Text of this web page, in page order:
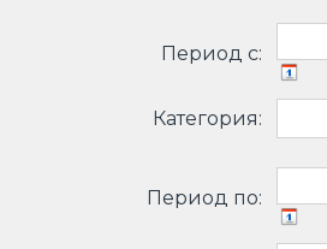
Период c:
Категория:
Период по: